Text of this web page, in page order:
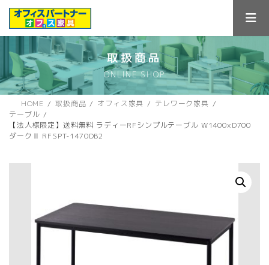
ス
キ
ン
に
取扱商品
ONLINE SHOP
HOME 取扱商品 オフィス家具
テレワーク家具
テーブル
【法人様限定】送料無料 ラディーRFシンプルテーブル W1400xD700
ダークⅡ RFSPT-1470DB2